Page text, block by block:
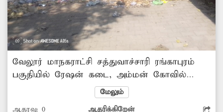
வேலூர் மாநகராட்சி சத்துவாச்சாரி ரங்காபுரம்
பகுதியில் ரேஷன் கடை, அம்மன் கோவில்
மற்றும் அம்மா உணவகம் ஆகியவை
அமைந்திருக்கும் இடத்தில் குப்பைகள்
மேலும்
ஆதரவு: 0 ஆதரிக்கிறேன்